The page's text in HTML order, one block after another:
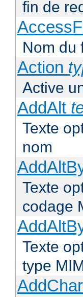
fin de
Nom du
Action
Active
AddAlt
Texte
nom
Texte
codage
Texte
type